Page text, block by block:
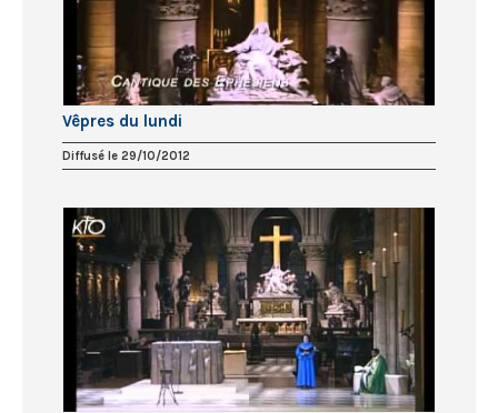
Vêpres du lundi
Diffusé le 29/10/2012